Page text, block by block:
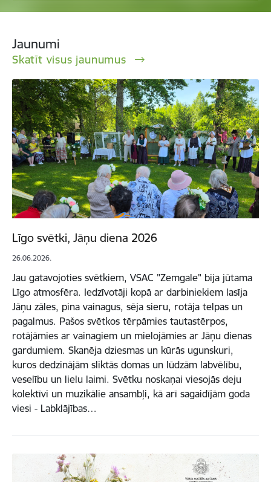
Jaunumi
Skatīt visus jaunumus
Līgo svētki, Jāņu diena 2026
26.06.2026.
Jau gatavojoties svētkiem, VSAC "Zemgale" bija jūtama
Līgo atmosfēra. Iedzīvotāji kopā ar darbiniekiem lasīja
Jāņu zāles, pina vainagus, sēja sieru, rotāja telpas un
pagalmus. Pašos svētkos tērpāmies tautastērpos,
rotājāmies ar vainagiem un mielojāmies ar Jāņu dienas
gardumiem. Skanēja dziesmas un kūrās ugunskuri,
kuros dedzinājām sliktās domas un lūdzām labvēlību,
veselību un lielu laimi. Svētku noskaņai viesojās deju
kolektīvi un muzikālie ansambļi, kā arī sagaidījām goda
viesi - Labklājības…